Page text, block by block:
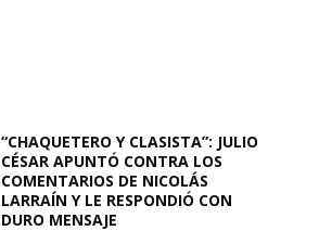
“CHAQUETERO Y CLASISTA”: JULIO
CÉSAR APUNTÓ CONTRA LOS
COMENTARIOS DE NICOLÁS
LARRAÍN Y LE RESPONDIÓ CON
DURO MENSAJE